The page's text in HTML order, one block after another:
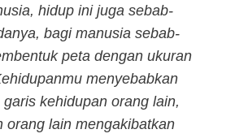
hidup ini juga sebab-
bagi manusia sebab-
peta dengan ukuran
menyebabkan
kehidupan orang lain,
orang lain mengakibatkan